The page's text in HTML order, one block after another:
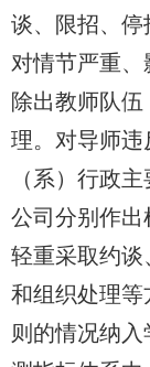
谈、限招、停
对情节严重
除出教师队
理。对导师
（系）行政
公司分别作
轻重采取约
和组织处理
则的情况纳